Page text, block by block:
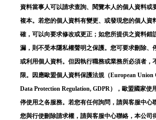
登 入
資料當事人可以請求查詢、閱覽本人的個人資料或
複本。若您的個人資料有變更、或發現您的個人資
確，可以向要求修改或更正；如您所提供之資料錯
漏，則不受本隱私權聲明之保護。您可要求刪除、
或利用個人資料。但因執行職務或業務所必須者，
限。因應歐盟個人資料保護法規（European Union
Data Protection Regulation, GDPR），歐盟國家使
停使用之各服務。若您有任何詢問，請與客服中心
您與行使刪除請求權，請與客服中心聯絡，本公司